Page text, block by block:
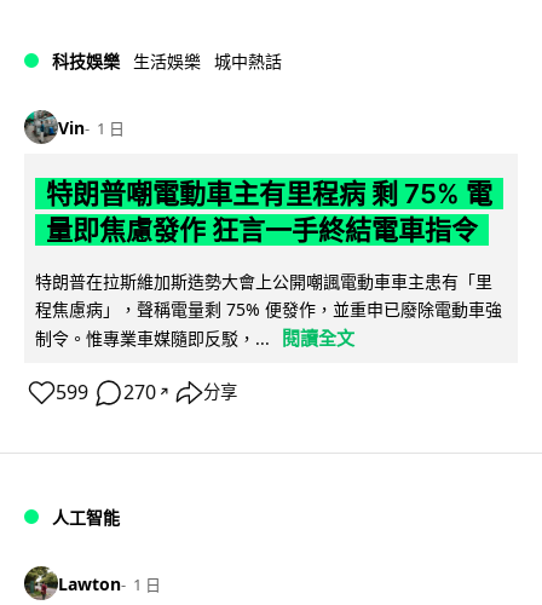
科技娛樂 生活娛樂 城中熱話
Vin 1 日
特朗普嘲電動車主有里程病 剩 75% 電
量即焦慮發作 狂言一手終結電車指令
特朗普在拉斯維加斯造勢大會上公開嘲諷電動車車主患有「里
程焦慮病」，聲稱電量剩 75% 便發作，並重申已廢除電動車強
制令。惟專業車媒隨即反駁，...
閱讀全文
599 270 ↗ 分享
人工智能
Lawton 1 日